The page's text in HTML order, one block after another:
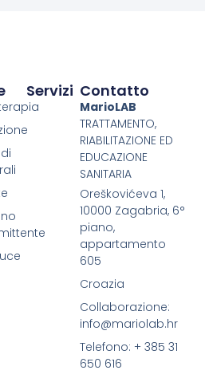
Servizi Contatto
MarioLAB
TRATTAMENTO,
RIABILITAZIONE ED
EDUCAZIONE
SANITARIA
Oreškovićeva 1,
10000 Zagabria, 6°
piano,
appartamento
605
Croazia
Collaborazione:
info@mariolab.hr
Telefono: + 385 31
650 616